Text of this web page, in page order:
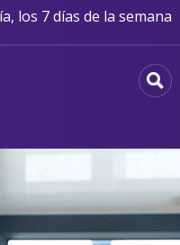
los 7 días de la semana